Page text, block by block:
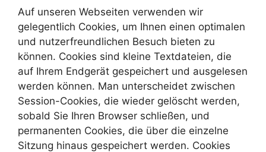
Auf unseren Webseiten verwenden wir
gelegentlich Cookies, um Ihnen einen optimalen
und nutzerfreundlichen Besuch bieten zu
können. Cookies sind kleine Textdateien, die
auf Ihrem Endgerät gespeichert und ausgelesen
werden können. Man unterscheidet zwischen
Session-Cookies, die wieder gelöscht werden,
sobald Sie Ihren Browser schließen, und
permanenten Cookies, die über die einzelne
Sitzung hinaus gespeichert werden. Cookies